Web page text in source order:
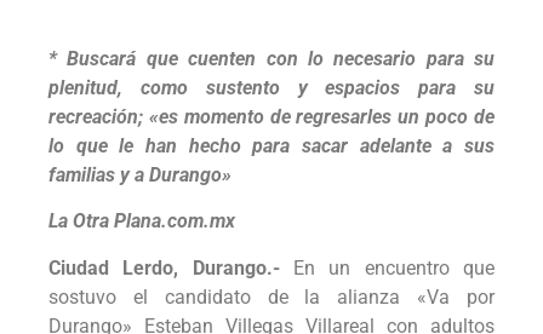
* Buscará que cuenten con lo necesario para su
plenitud, como sustento y espacios para su
recreación; «es momento de regresarles un poco de
lo que le han hecho para sacar adelante a sus
familias y a Durango»
La Otra Plana.com.mx
Ciudad Lerdo, Durango.-En un encuentro que
sostuvo el candidato de la alianza «Va por
Durango» Esteban Villegas Villareal con adultos